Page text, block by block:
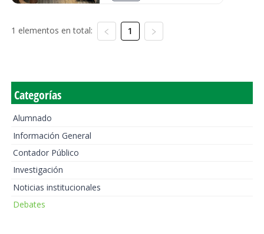
1 elementos en total: 1
Categorías
Alumnado
Información General
Contador Público
Investigación
Noticias institucionales
Debates